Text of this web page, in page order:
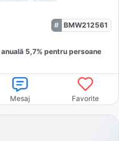
BMW212561
anuală 5,7% pentru persoane
Mesaj Favorite